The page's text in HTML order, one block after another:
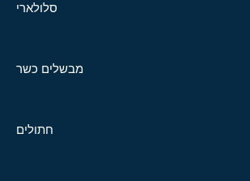
סלולארי
מבשלים כשר
חתולים